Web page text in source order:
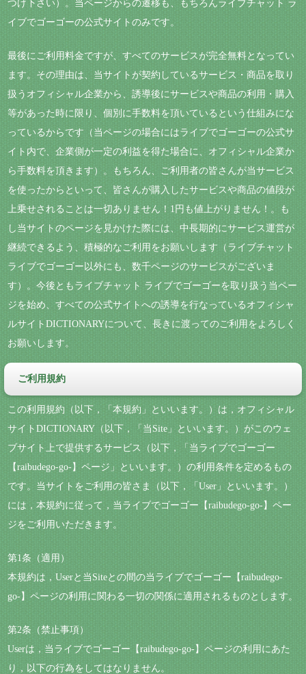
つけ下さい）。当ページからの遷移も、もちろんライブチャット ラ
イブでゴーゴーの公式サイトのみです。
最後にご利用料金ですが、すべてのサービスが完全無料となってい
ます。その理由は、当サイトが契約しているサービス・商品を取り
扱うオフィシャル企業から、誘導後にサービスや商品の利用・購入
等があった時に限り、個別に手数料を頂いているという仕組みにな
っているからです（当ページの場合にはライブでゴーゴーの公式サ
イト内で、企業側が一定の利益を得た場合に、オフィシャル企業か
ら手数料を頂きます）。もちろん、ご利用者の皆さんが当サービス
を使ったからといって、皆さんが購入したサービスや商品の値段が
上乗せされることは一切ありません！1円も値上がりません！。も
し当サイトのページを見かけた際には、中長期的にサービス運営が
継続できるよう、積極的なご利用をお願いします（ライブチャット
ライブでゴーゴー以外にも、数千ページのサービスがございま
す）。今後ともライブチャット ライブでゴーゴーを取り扱う当ペー
ジを始め、すべての公式サイトへの誘導を行なっているオフィシャ
ルサイトDICTIONARYについて、長きに渡ってのご利用をよろしく
お願いします。
ご利用規約
この利用規約（以下，「本規約」といいます。）は，オフィシャル
サイトDICTIONARY（以下，「当Site」といいます。）がこのウェ
ブサイト上で提供するサービス（以下，「当ライブでゴーゴー
【raibudego-go-】ページ」といいます。）の利用条件を定めるもの
です。当サイトをご利用の皆さま（以下，「User」といいます。）
には，本規約に従って，当ライブでゴーゴー【raibudego-go-】ペー
ジをご利用いただきます。
第1条（適用）
本規約は，Userと当Siteとの間の当ライブでゴーゴー【raibudego-
go-】ページの利用に関わる一切の関係に適用されるものとします。
第2条（禁止事項）
Userは，当ライブでゴーゴー【raibudego-go-】ページの利用にあた
り，以下の行為をしてはなりません。